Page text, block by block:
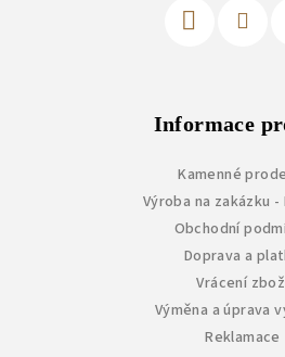
Informace
Kamenné
Výroba na zakázku -
Obchodní
Doprava a
Vrácení
Výměna a úprava
Reklamace